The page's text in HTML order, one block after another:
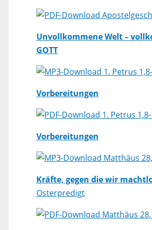
Unvollkommene Welt –
GOTT
1. Petrus
Vorbereitungen
1. Petrus
Vorbereitungen
Matthäus
Kräfte, gegen die wir
Osterpredigt
Matthäus